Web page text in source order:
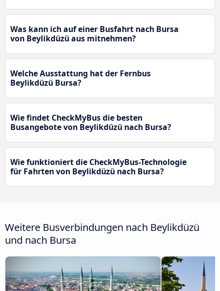
Was kann ich auf einer Busfahrt nach Bursa
von Beylikdüzü aus mitnehmen?
Welche Ausstattung hat der Fernbus
Beylikdüzü Bursa?
Wie findet CheckMyBus die besten
Busangebote von Beylikdüzü nach Bursa?
Wie funktioniert die CheckMyBus-Technologie
für Fahrten von Beylikdüzü nach Bursa?
Weitere Busverbindungen nach Beylikdüzü
und nach Bursa